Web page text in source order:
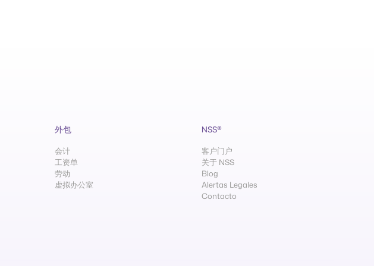
外包
会计
工资单
劳动
虚拟办公室
NSS®
客户门户
关于 NSS
Blog
Alertas Legales
Contacto